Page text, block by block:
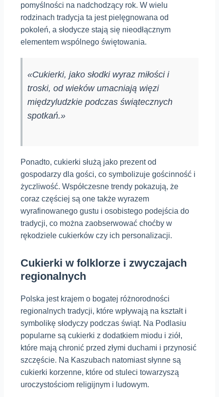
pomyślności na nadchodzący rok. W wielu
rodzinach tradycja ta jest pielęgnowana od
pokoleń, a słodycze stają się nieodłącznym
elementem wspólnego świętowania.
«Cukierki, jako słodki wyraz miłości i
troski, od wieków umacniają więzi
międzyludzkie podczas świątecznych
spotkań.»
Ponadto, cukierki służą jako prezent od
gospodarzy dla gości, co symbolizuje gościnność i
życzliwość. Współczesne trendy pokazują, że
coraz częściej są one także wyrazem
wyrafinowanego gustu i osobistego podejścia do
tradycji, co można zaobserwować choćby w
rękodziele cukierków czy ich personalizacji.
Cukierki w folklorze i zwyczajach
regionalnych
Polska jest krajem o bogatej różnorodności
regionalnych tradycji, które wpływają na kształt i
symbolikę słodyczy podczas świąt. Na Podlasiu
popularne są cukierki z dodatkiem miodu i ziół,
które mają chronić przed złymi duchami i przynosić
szczęście. Na Kaszubach natomiast słynne są
cukierki korzenne, które od stuleci towarzyszą
uroczystościom religijnym i ludowym.